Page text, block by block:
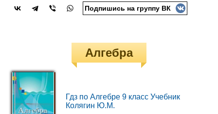
Подпишись на группу ВК
Алгебра
Гдз по Алгебре 9 класс Учебник
Колягин Ю.М.